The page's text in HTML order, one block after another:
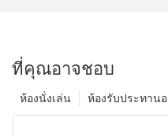
ที่คุณอาจชอบ
ห้องรับประทาน
ห้องนั่งเล่น